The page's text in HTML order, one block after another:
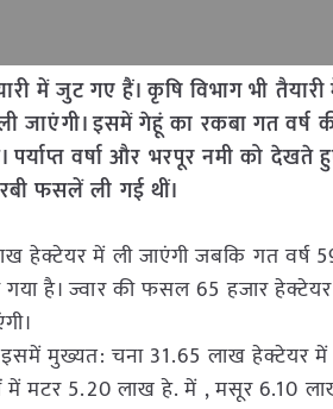
में जुट गए हैं। कृषि विभाग भी
जाएंगी। इसमें गेहूं का रकबा गत वर्ष
वर्षा और भरपूर नमी को देखते
फसलें ली गई थीं।
हेक्टेयर में ली जाएंगी जबकि गत वर्ष
है। ज्वार की फसल 65 हजार
मुख्यत: चना 31.65 लाख हेक्टेयर में
में मटर 5.20 लाख हे. में , मसूर 6.10